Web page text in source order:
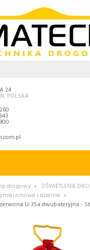
24
POLSKA
drogowy › OŚWIETLENIE
i dzienne ›
U-35a dwubateryjna -